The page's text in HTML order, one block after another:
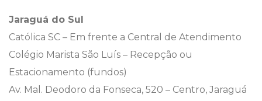
Jaraguá do Sul
Católica SC – Em frente a Central de Atendimento
Colégio Marista São Luís – Recepção ou
Estacionamento (fundos)
Av. Mal. Deodoro da Fonseca, 520 – Centro, Jaraguá